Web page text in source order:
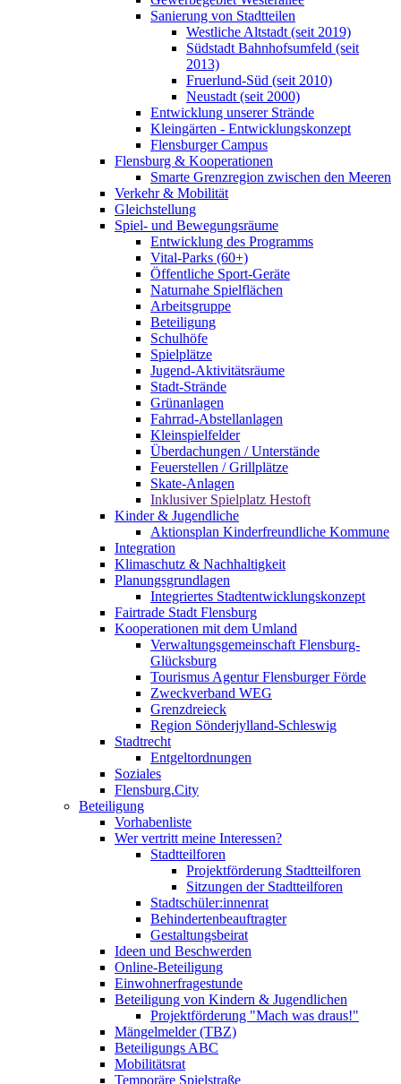
Sanierung von Stadtteilen
Westliche Altstadt (seit 2019)
Südstadt Bahnhofsumfeld (seit
2013)
Fruerlund-Süd (seit 2010)
Neustadt (seit 2000)
Entwicklung unserer Strände
Kleingärten - Entwicklungskonzept
Flensburger Campus
Flensburg & Kooperationen
Smarte Grenzregion zwischen den Meeren
Verkehr & Mobilität
Gleichstellung
Spiel- und Bewegungsräume
Entwicklung des Programms
Vital-Parks (60+)
Öffentliche Sport-Geräte
Naturnahe Spielflächen
Arbeitsgruppe
Beteiligung
Schulhöfe
Spielplätze
Jugend-Aktivitätsräume
Stadt-Strände
Grünanlagen
Fahrrad-Abstellanlagen
Kleinspielfelder
Überdachungen / Unterstände
Feuerstellen / Grillplätze
Skate-Anlagen
Inklusiver Spielplatz Hestoft
Kinder & Jugendliche
Aktionsplan Kinderfreundliche Kommune
Integration
Klimaschutz & Nachhaltigkeit
Planungsgrundlagen
Integriertes Stadtentwicklungskonzept
Fairtrade Stadt Flensburg
Kooperationen mit dem Umland
Verwaltungsgemeinschaft Flensburg-
Glücksburg
Tourismus Agentur Flensburger Förde
Zweckverband WEG
Grenzdreieck
Region Sönderjylland-Schleswig
Stadtrecht
Entgeltordnungen
Soziales
Flensburg.City
Beteiligung
Vorhabenliste
Wer vertritt meine Interessen?
Stadtteilforen
Projektförderung Stadtteilforen
Sitzungen der Stadtteilforen
Stadtschüler:innenrat
Behindertenbeauftragter
Gestaltungsbeirat
Ideen und Beschwerden
Online-Beteiligung
Einwohnerfragestunde
Beteiligung von Kindern & Jugendlichen
Projektförderung "Mach was draus!"
Mängelmelder (TBZ)
Beteiligungs ABC
Mobilitätsrat
Temporäre Spielstraße